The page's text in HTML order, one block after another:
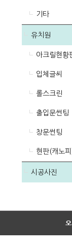
기타
유치원
아크릴현황
입체글씨
롤스크린
출입문썬팅
창문썬팅
현판(캐노
시공사진